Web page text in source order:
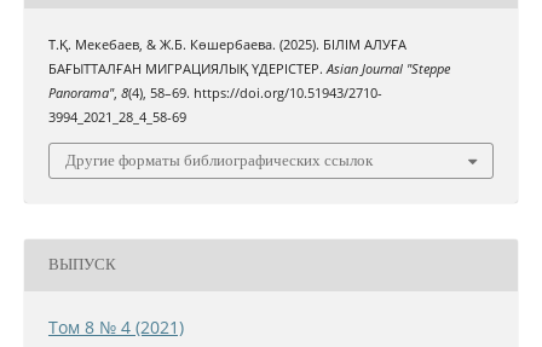
Т.Қ. Мекебаев, & Ж.Б. Көшербаева. (2025). БІЛІМ АЛУҒА
БАҒЫТТАЛҒАН МИГРАЦИЯЛЫҚ ҮДЕРІСТЕР.Asian Journal "Steppe
Panorama", 8(4), 58–69. https://doi.org/10.51943/2710-
3994_2021_28_4_58-69
Другие форматы библиографических ссылок
ВЫПУСК
Том 8 № 4 (2021)